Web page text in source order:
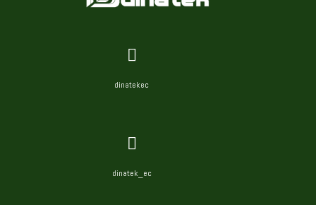
dinatekec
dinatek_ec